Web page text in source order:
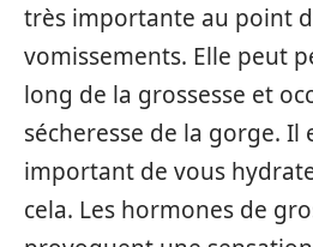
très importante au point
vomissements. Elle peut
long de la grossesse et
sécheresse de la gorge. Il
important de vous
cela. Les hormones de